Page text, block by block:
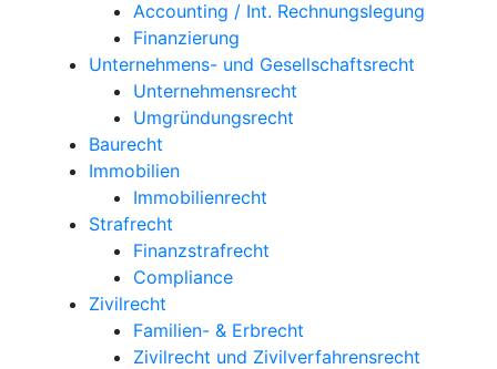
Accounting / Int. Rechnungslegung
Finanzierung
Unternehmens- und Gesellschaftsrecht
Unternehmensrecht
Umgründungsrecht
Baurecht
Immobilien
Immobilienrecht
Strafrecht
Finanzstrafrecht
Compliance
Zivilrecht
Familien- & Erbrecht
Zivilrecht und Zivilverfahrensrecht